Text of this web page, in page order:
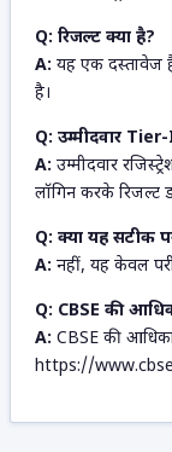
Q: रिजल्ट क्या है?
A: यह एक दस्तावेज
है।
Q: उम्मीदवार
A: उम्मीदवार
लॉगिन करके रिजल्ट
Q: क्या यह सटीक
A: नहीं, यह केवल
Q: CBSE की
A: CBSE की
https://